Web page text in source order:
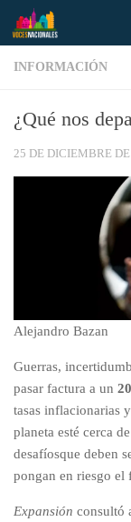
Saltar al contenido
INFORMACIÓN
¿Qué nos
25 DE DICIEMBRE
Alejandro Bazan
Guerras,
pasar factura a un
tasas inflacionarias
planeta esté cerca
desafíosque deben
pongan en riesgo el
Expansión consultó